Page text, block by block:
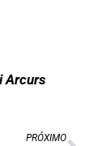
Arcurs
PRÓXIMO